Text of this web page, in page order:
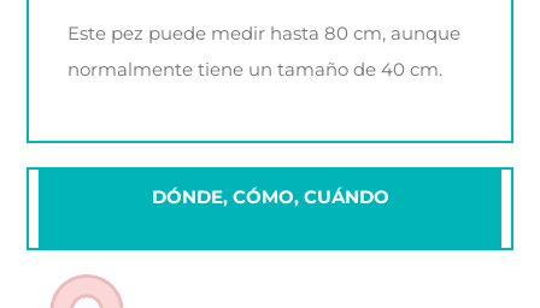
Este pez puede medir hasta 80 cm, aunque
normalmente tiene un tamaño de 40 cm.
DÓNDE, CÓMO, CUÁNDO